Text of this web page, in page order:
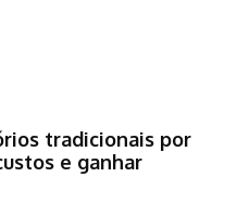
tradicionais por
e ganhar